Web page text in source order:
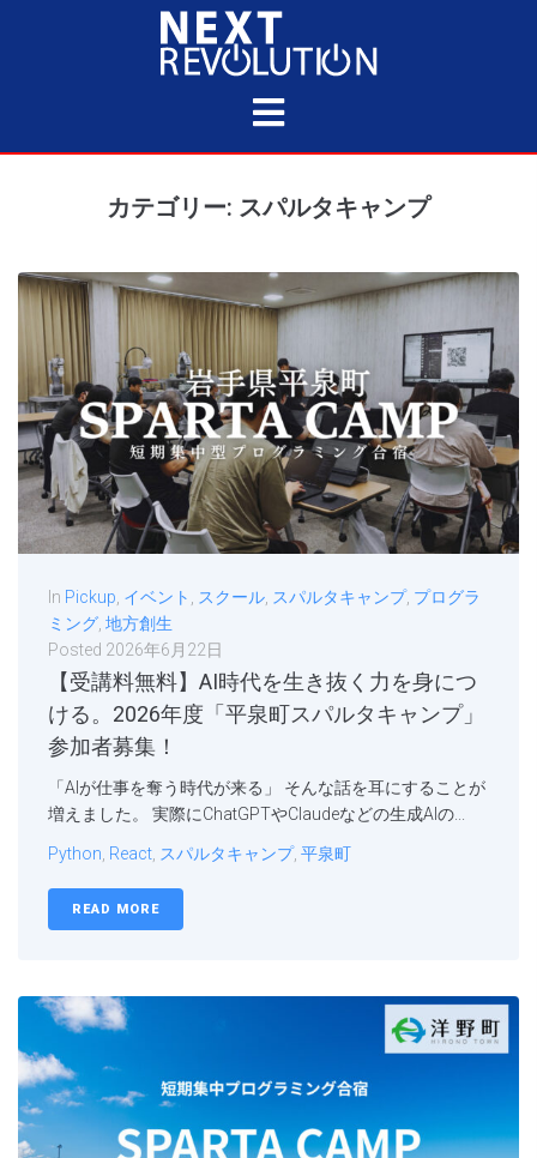
カテゴリー: スパルタキャンプ
In Pickup, イベント , スクール, スパルタキャンプ, プログラ
ミング, 地方創生
Posted 2026年6月22日
【受講料無料】AI時代を生き抜く力を身につ
ける。2026年度「平泉町スパルタキャンプ」
参加者募集！
「AIが仕事を奪う時代が来る」 そんな話を耳にすることが
増えました。 実際にChatGPTやClaudeなどの生成AIの...
Python, React, スパルタキャンプ, 平泉町
READ MORE